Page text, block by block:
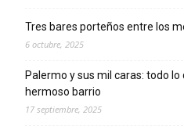
Tres bares porteños entre los
6 octubre, 2025
Palermo y sus mil caras: todo
hermoso barrio
17 septiembre, 2025